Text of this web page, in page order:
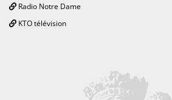
Radio Notre Dame
KTO télévision